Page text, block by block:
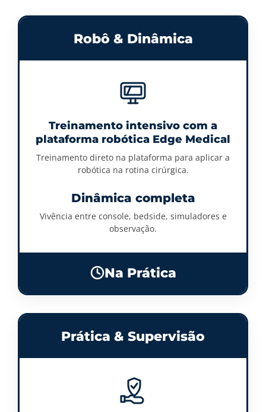
Robô & Dinâmica
Treinamento intensivo com a
plataforma robótica Edge Medical
Treinamento direto na plataforma para aplicar a
robótica na rotina cirúrgica.
Dinâmica completa
Vivência entre console, bedside, simuladores e
observação.
Na Prática
Prática & Supervisão